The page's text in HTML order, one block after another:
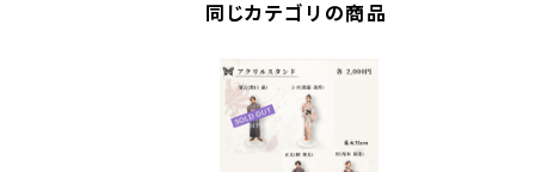
同じカテゴリの商品